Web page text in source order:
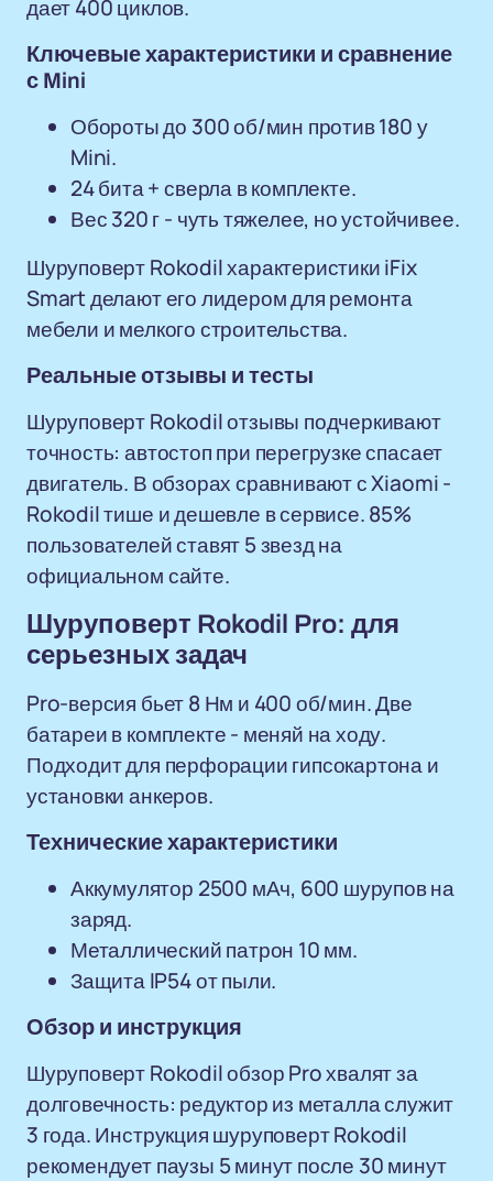
дает 400 циклов.
Ключевые характеристики и сравнение
с Mini
Обороты до 300 об/мин против 180 у
Mini.
24 бита + сверла в комплекте.
Вес 320 г - чуть тяжелее, но устойчивее.
Шуруповерт Rokodil характеристики iFix
Smart делают его лидером для ремонта
мебели и мелкого строительства.
Реальные отзывы и тесты
Шуруповерт Rokodil отзывы подчеркивают
точность: автостоп при перегрузке спасает
двигатель. В обзорах сравнивают с Xiaomi -
Rokodil тише и дешевле в сервисе. 85%
пользователей ставят 5 звезд на
официальном сайте.
Шуруповерт Rokodil Pro: для
серьезных задач
Pro-версия бьет 8 Нм и 400 об/мин. Две
батареи в комплекте - меняй на ходу.
Подходит для перфорации гипсокартона и
установки анкеров.
Технические характеристики
Аккумулятор 2500 мАч, 600 шурупов на
заряд.
Металлический патрон 10 мм.
Защита IP54 от пыли.
Обзор и инструкция
Шуруповерт Rokodil обзор Pro хвалят за
долговечность: редуктор из металла служит
3 года. Инструкция шуруповерт Rokodil
рекомендует паузы 5 минут после 30 минут